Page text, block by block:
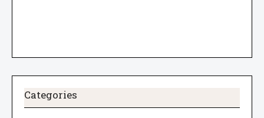
Categories